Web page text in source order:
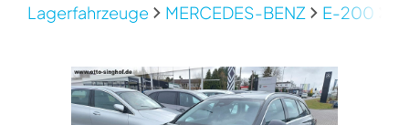
Lagerfahrzeuge MERCEDES-BENZ E-200